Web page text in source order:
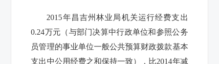
2015年昌吉州林业局机关运行经费支出
0.24万元（与部门决算中行政单位和参照公务
员管理的事业单位一般公共预算财政拨款基本
支出中公用经费之和保持一致），比2014年减